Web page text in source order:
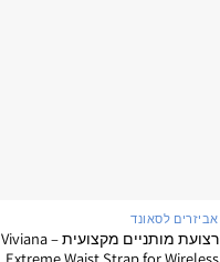
אביזרים לסאונד
רצועת מותניים מקצועית – Viviana